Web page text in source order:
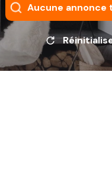
Aucune annonce